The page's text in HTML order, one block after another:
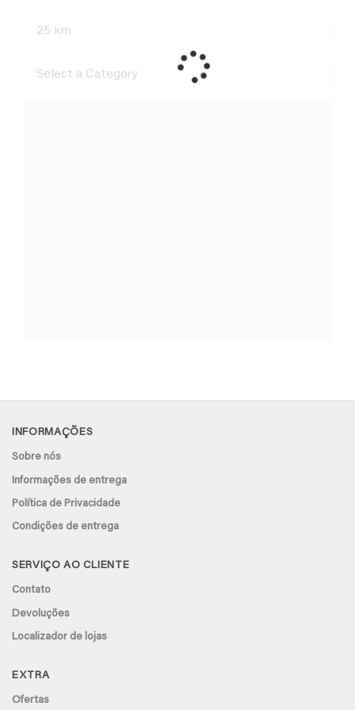
INFORMAÇÕES
Sobre nós
Informações de entrega
Política de Privacidade
Condições de entrega
SERVIÇO AO CLIENTE
Contato
Devoluções
Localizador de lojas
EXTRA
Ofertas